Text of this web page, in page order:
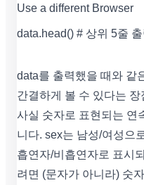
Use a different Browser
data.head() # 상위 5줄 출
data를 출력했을 때와 같
간결하게 볼 수 있다는
사실 숫자로 표현되는 연
니다. sex는 남성/여성으
흡연자/비흡연자로 표시
려면 (문자가 아니라) 숫